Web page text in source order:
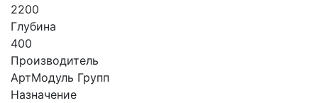
2200
Глубина
400
Производитель
АртМодуль Групп
Назначение